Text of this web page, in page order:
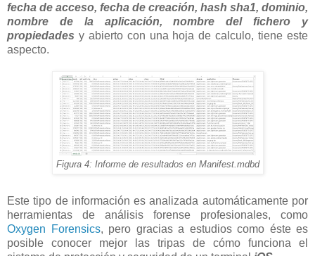
fecha de acceso, fecha de creación, hash sha1, dominio,
nombre de la aplicación, nombre del fichero y
propiedades y abierto con una hoja de calculo, tiene este
aspecto.
Figura 4: Informe de resultados en Manifest.mdbd
Este tipo de información es analizada automáticamente por
herramientas de análisis forense profesionales, como
Oxygen Forensics, pero gracias a estudios como éste es
posible conocer mejor las tripas de cómo funciona el